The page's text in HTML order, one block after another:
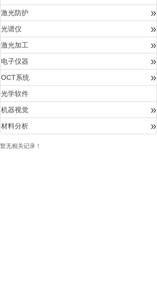
激光防护 »
光谱仪 »
激光加工 »
电子仪器 »
OCT系统 »
光学软件
机器视觉 »
材料分析 »
暂无相关记录！